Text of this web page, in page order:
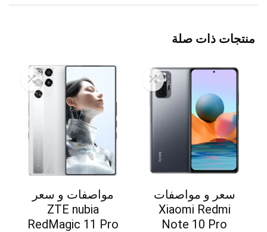
منتجات ذات صلة
سعر و مواصفات
Xiaomi Redmi
Note 10 Pro
مواصفات و سعر
ZTE nubia
RedMagic 11 Pro